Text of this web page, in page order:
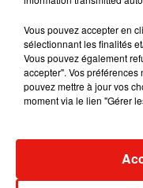
31
Vous pouvez accepter en
sélectionnant les finalités
Vous pouvez également
accepter". Vos
pouvez mettre à jour vos
moment via le lien "Gérer